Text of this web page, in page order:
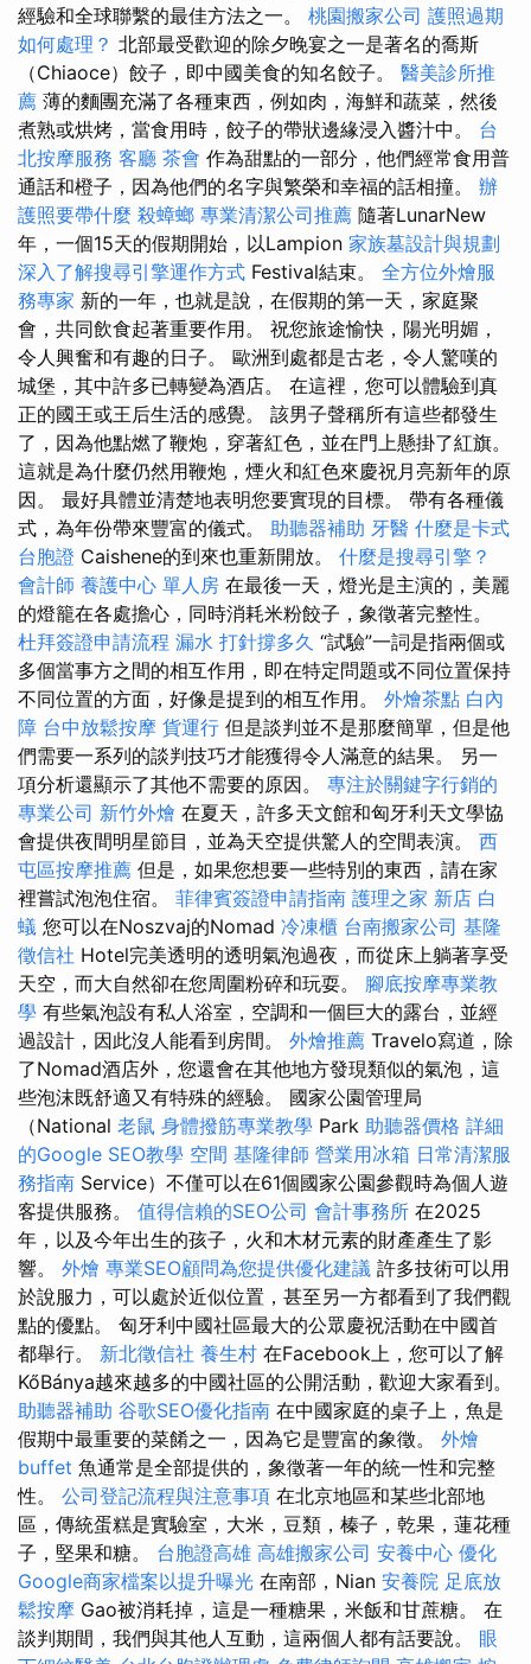
經驗和全球聯繫的最佳方法之一。 桃園搬家公司 護照過期
如何處理？ 北部最受歡迎的除夕晚宴之一是著名的喬斯
（Chiaoce）餃子，即中國美食的知名餃子。 醫美診所推
薦 薄的麵團充滿了各種東西，例如肉，海鮮和蔬菜，然後
煮熟或烘烤，當食用時，餃子的帶狀邊緣浸入醬汁中。 台
北按摩服務 客廳 茶會 作為甜點的一部分，他們經常食用普
通話和橙子，因為他們的名字與繁榮和幸福的話相撞。 辦
護照要帶什麼 殺蟑螂 專業清潔公司推薦 隨著LunarNew
年，一個15天的假期開始，以Lampion 家族墓設計與規劃
深入了解搜尋引擎運作方式 Festival結束。 全方位外燴服
務專家 新的一年，也就是說，在假期的第一天，家庭聚
會，共同飲食起著重要作用。 祝您旅途愉快，陽光明媚，
令人興奮和有趣的日子。 歐洲到處都是古老，令人驚嘆的
城堡，其中許多已轉變為酒店。 在這裡，您可以體驗到真
正的國王或王后生活的感覺。 該男子聲稱所有這些都發生
了，因為他點燃了鞭炮，穿著紅色，並在門上懸掛了紅旗。
這就是為什麼仍然用鞭炮，煙火和紅色來慶祝月亮新年的原
因。 最好具體並清楚地表明您要實現的目標。 帶有各種儀
式，為年份帶來豐富的儀式。 助聽器補助 牙醫 什麼是卡式
台胞證 Caishene的到來也重新開放。 什麼是搜尋引擎？
會計師 養護中心 單人房 在最後一天，燈光是主演的，美麗
的燈籠在各處擔心，同時消耗米粉餃子，象徵著完整性。
杜拜簽證申請流程 漏水 打針撐多久 “試驗”一詞是指兩個或
多個當事方之間的相互作用，即在特定問題或不同位置保持
不同位置的方面，好像是提到的相互作用。 外燴茶點 白內
障 台中放鬆按摩 貨運行 但是談判並不是那麼簡單，但是他
們需要一系列的談判技巧才能獲得令人滿意的結果。 另一
項分析還顯示了其他不需要的原因。 專注於關鍵字行銷的
專業公司 新竹外燴 在夏天，許多天文館和匈牙利天文學協
會提供夜間明星節目，並為天空提供驚人的空間表演。 西
屯區按摩推薦 但是，如果您想要一些特別的東西，請在家
裡嘗試泡泡住宿。 菲律賓簽證申請指南 護理之家 新店 白
蟻 您可以在Noszvaj的Nomad 冷凍櫃 台南搬家公司 基隆
徵信社 Hotel完美透明的透明氣泡過夜，而從床上躺著享受
天空，而大自然卻在您周圍粉碎和玩耍。 腳底按摩專業教
學 有些氣泡設有私人浴室，空調和一個巨大的露台，並經
過設計，因此沒人能看到房間。 外燴推薦 Travelo寫道，除
了Nomad酒店外，您還會在其他地方發現類似的氣泡，這
些泡沫既舒適又有特殊的經驗。 國家公園管理局
（National 老鼠 身體撥筋專業教學 Park 助聽器價格 詳細
的Google SEO教學 空間 基隆律師 營業用冰箱 日常清潔服
務指南 Service）不僅可以在61個國家公園參觀時為個人遊
客提供服務。 值得信賴的SEO公司 會計事務所 在2025
年，以及今年出生的孩子，火和木材元素的財產產生了影
響。 外燴 專業SEO顧問為您提供優化建議 許多技術可以用
於說服力，可以處於近似位置，甚至另一方都看到了我們觀
點的優點。 匈牙利中國社區最大的公眾慶祝活動在中國首
都舉行。 新北徵信社 養生村 在Facebook上，您可以了解
KőBánya越來越多的中國社區的公開活動，歡迎大家看到。
助聽器補助 谷歌SEO優化指南 在中國家庭的桌子上，魚是
假期中最重要的菜餚之一，因為它是豐富的象徵。 外燴
buffet 魚通常是全部提供的，象徵著一年的統一性和完整
性。 公司登記流程與注意事項 在北京地區和某些北部地
區，傳統蛋糕是實驗室，大米，豆類，榛子，乾果，蓮花種
子，堅果和糖。 台胞證高雄 高雄搬家公司 安養中心 優化
Google商家檔案以提升曝光 在南部，Nian 安養院 足底放
鬆按摩 Gao被消耗掉，這是一種糖果，米飯和甘蔗糖。 在
談判期間，我們與其他人互動，這兩個人都有話要說。 眼